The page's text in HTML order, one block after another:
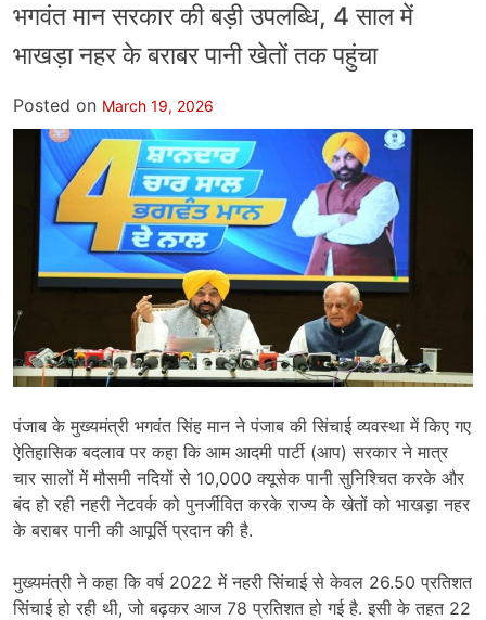
भगवंत मान सरकार की बड़ी उपलब्धि, 4 साल में
भाखड़ा नहर के बराबर पानी खेतों तक पहुंचा
Posted on March 19, 2026
पंजाब के मुख्यमंत्री भगवंत सिंह मान ने पंजाब की सिंचाई व्यवस्था में किए गए
ऐतिहासिक बदलाव पर कहा कि आम आदमी पार्टी (आप) सरकार ने मात्र
चार सालों में मौसमी नदियों से 10,000 क्यूसेक पानी सुनिश्चित करके और
बंद हो रही नहरी नेटवर्क को पुनर्जीवित करके राज्य के खेतों को भाखड़ा नहर
के बराबर पानी की आपूर्ति प्रदान की है.
मुख्यमंत्री ने कहा कि वर्ष 2022 में नहरी सिंचाई से केवल 26.50 प्रतिशत
सिंचाई हो रही थी, जो बढ़कर आज 78 प्रतिशत हो गई है. इसी के तहत 22